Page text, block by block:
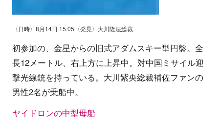
〈日時〉8月14日 15:05〈発見〉大川隆法総裁
初参加の、金星からの旧式アダムスキー型円盤。全
長12メートル、右上方に上昇中。対中国ミサイル迎
撃光線銃を持っている。大川紫央総裁補佐ファンの
男性2名が乗船中。
ヤイドロンの中型母船